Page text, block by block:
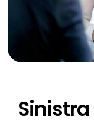
Sinistra